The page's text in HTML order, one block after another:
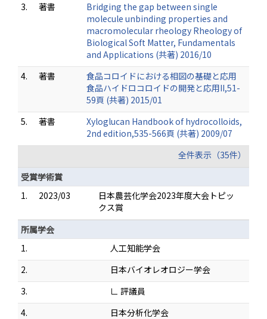
3. 著書
Bridging the gap between single
molecule unbinding properties and
macromolecular rheology Rheology of
Biological Soft Matter, Fundamentals
and Applications (共著) 2016/10
4.
著書
食品コロイドにおける相図の基礎と応用
食品ハイドロコロイドの開発と応用II,51-
59頁 (共著) 2015/01
5.
著書
Xyloglucan Handbook of hydrocolloids,
2nd edition,535-566頁 (共著) 2009/07
全件表示（35件）
受賞学術賞
1.
2023/03
日本農芸化学会2023年度大会トピッ
クス賞
所属学会
1.
人工知能学会
2.
日本バイオレオロジー学会
3.
∟ 評議員
4.
日本分析化学会